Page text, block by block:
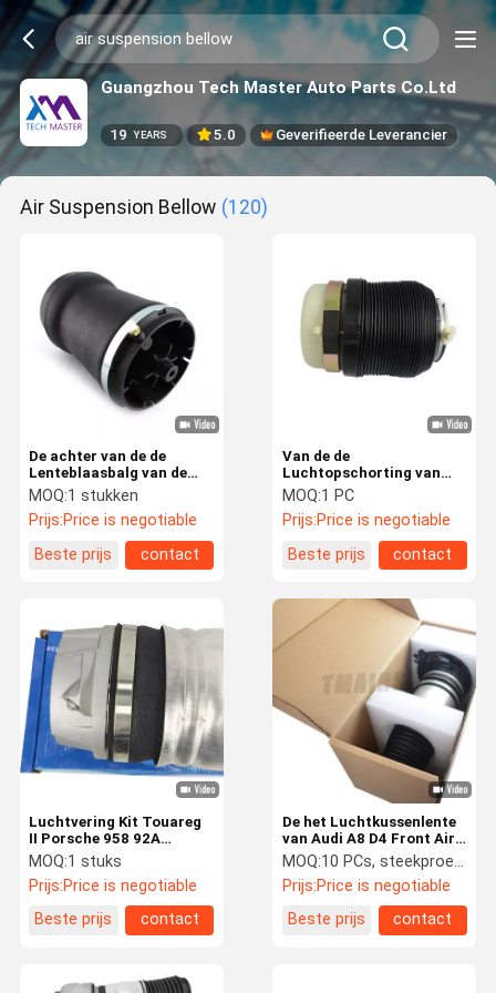
Guangzhou Tech Master Auto Parts Co.Ltd
19 YEARS 5.0 Geverifieerde Leverancier
Air Suspension Bellow (120)
De achter van de de
Lenteblaasbalg van de
Luchtopschorting Zak
LR052171 voor Waaier
Rover Sport L405 L494
MOQ:1 stukken
Prijs:Price is negotiable
Beste prijs
contact
Van de de
Luchtopschorting van
Audi A6 C6 2004-2010
Achter de Lenteblaasbalg
4F0616001
MOQ:1 PC
Prijs:Price is negotiable
Beste prijs
contact
Luchtvering Kit Touareg
II Porsche 958 92A
Luchtveer 7P6616039N
95834305102
MOQ:1 stuks
Prijs:Price is negotiable
Beste prijs
contact
De het Luchtkussenlente
van Audi A8 D4 Front Air
Suspension Spring Bellow
4H0616039AD
MOQ:10 PCs, steekproef wordt goedgekeurd
Prijs:Price is negotiable
Beste prijs
contact